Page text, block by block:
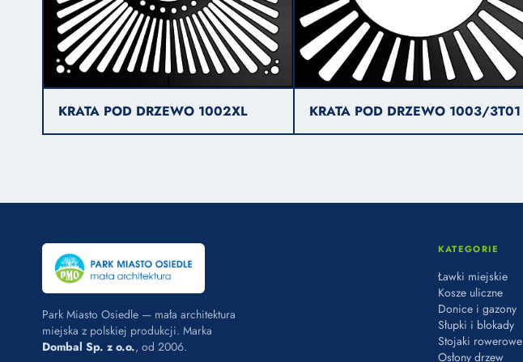
KRATA POD DRZEWO 1002XL KRATA POD DRZEWO 1003/3T01
Park Miasto Osiedle — mała architektura
miejska z polskiej produkcji. Marka
Dombal Sp. z o.o., od 2006.
KATEGORIE
Ławki miejskie
Kosze uliczne
Donice i gazony
Słupki i blokady
Stojaki rowerowe
Osłony drzew